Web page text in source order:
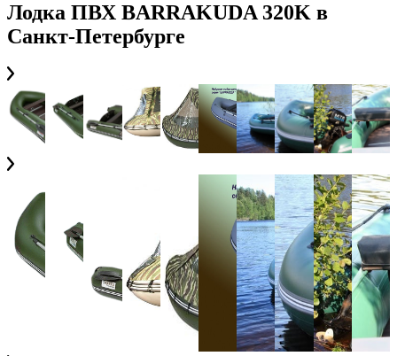
Лодка ПВХ BARRAKUDA 320K в
Санкт-Петербурге